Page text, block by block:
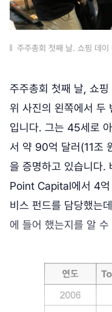
주주총회 첫째 날. 쇼핑 데
주주총회 첫째 날, 쇼
위 사진의 왼쪽에서 두
입니다. 그는 45세로
서 약 90억 달러(11조
을 증명하고 있습니다.
Point Capital에서 4억
비스 펀드를 담당했는
에 들어 했는지를 알 수